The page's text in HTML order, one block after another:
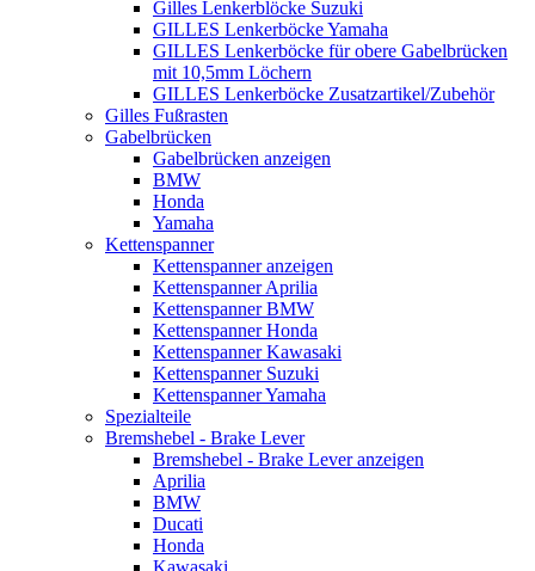
Gilles Lenkerblöcke Suzuki
GILLES Lenkerböcke Yamaha
GILLES Lenkerböcke für obere Gabelbrücken
mit 10,5mm Löchern
GILLES Lenkerböcke Zusatzartikel/Zubehör
Gilles Fußrasten
Gabelbrücken
Gabelbrücken anzeigen
BMW
Honda
Yamaha
Kettenspanner
Kettenspanner anzeigen
Kettenspanner Aprilia
Kettenspanner BMW
Kettenspanner Honda
Kettenspanner Kawasaki
Kettenspanner Suzuki
Kettenspanner Yamaha
Spezialteile
Bremshebel - Brake Lever
Bremshebel - Brake Lever anzeigen
Aprilia
BMW
Ducati
Honda
Kawasaki